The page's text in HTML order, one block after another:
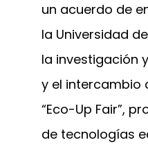
un acuerdo de
la Universidad
la investigación
y el intercambio
“Eco-Up Fair”,
de tecnologías